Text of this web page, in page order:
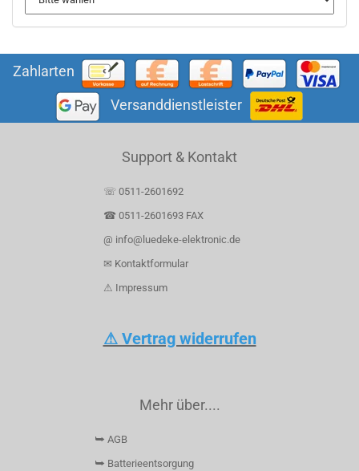
Zahlarten
Versanddienstleister
Support & Kontakt
☏ 0511-2601692
☎ 0511-2601693 FAX
@ info@luedeke-elektronic.de
✉ Kontaktformular
⚠ Impressum
⚠ Vertrag widerrufen
Mehr über....
⮩ AGB
⮩ Batterieentsorgung